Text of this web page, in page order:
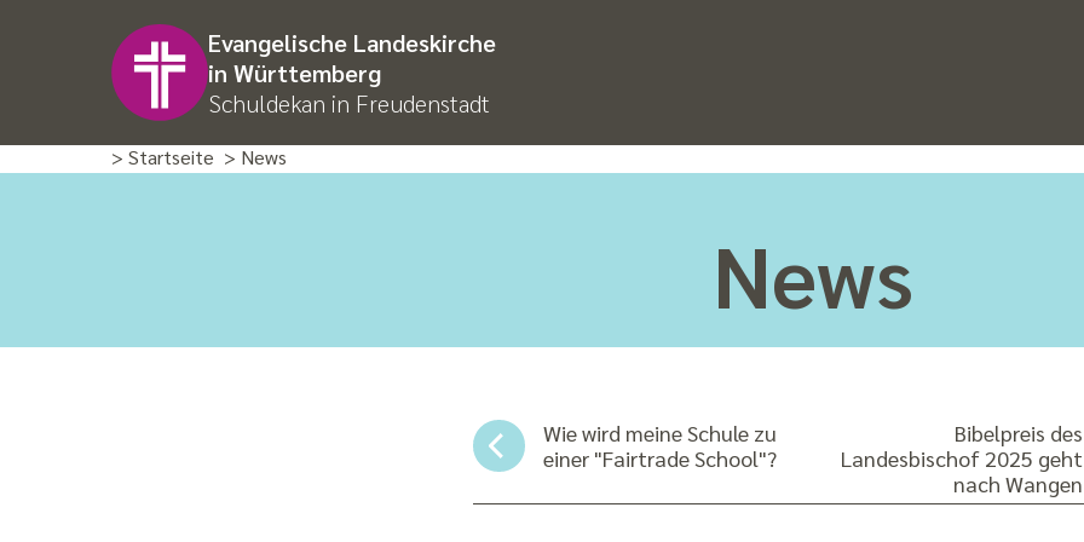
Evangelische Landeskirche
in Württemberg
Schuldekan in Freudenstadt
> Startseite > News
News
Wie wird meine Schule zu
einer "Fairtrade School"?
Bibelpreis des
Landesbischof 2025 geht
nach Wangen